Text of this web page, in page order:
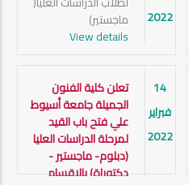
2022
ماجستير)
View details
14
فبراير
2022
تعلن كلية الفنون
الجميلة جامعة أسيوط
علي فتح باب القيد
لمرحلة الدراسات العليا
(دبلوم- ماجستير -
دكتوراة) بالاقسام